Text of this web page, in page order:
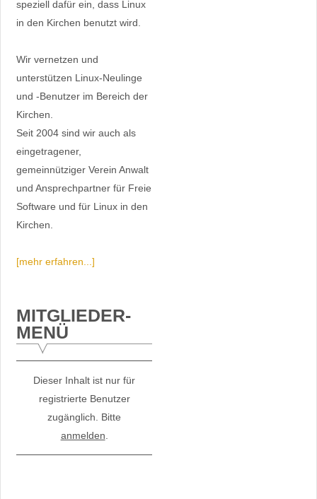
speziell dafür ein, dass Linux
in den Kirchen benutzt wird.
Wir vernetzen und
unterstützen Linux-Neulinge
und -Benutzer im Bereich der
Kirchen.
Seit 2004 sind wir auch als
eingetragener,
gemeinnütziger Verein Anwalt
und Ansprechpartner für Freie
Software und für Linux in den
Kirchen.
[mehr erfahren...]
MITGLIEDER-
MENÜ
Dieser Inhalt ist nur für
registrierte Benutzer
zugänglich. Bitte
anmelden